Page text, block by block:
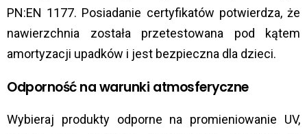
PN:EN 1177. Posiadanie certyfikatów potwierdza, że
nawierzchnia została przetestowana pod kątem
amortyzacji upadków i jest bezpieczna dla dzieci.
Odporność na warunki atmosferyczne
Wybieraj produkty odporne na promieniowanie UV,